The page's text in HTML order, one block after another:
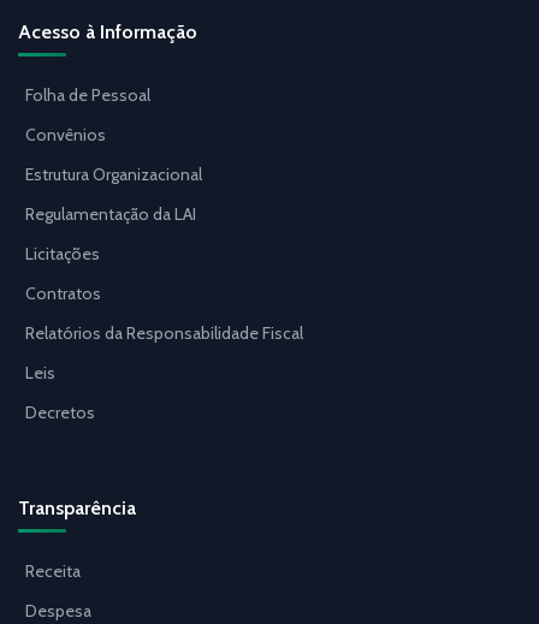
Acesso à Informação
Folha de Pessoal
Convênios
Estrutura Organizacional
Regulamentação da LAI
Licitações
Contratos
Relatórios da Responsabilidade Fiscal
Leis
Decretos
Transparência
Receita
Despesa